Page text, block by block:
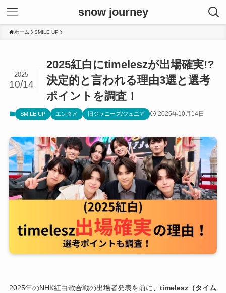
snow journey
ホーム SMILE UP
2025紅白にtimeleszが出場確実!?
決定的と言われる理由3選と選考
ポイントを調査！
2025
10/14
SMILE UP エンタメ 旧ジャニーズ/ジュニア 2025年10月14日
2025年のNHK紅白歌合戦の出場者発表を前に、 timelesz（タイム